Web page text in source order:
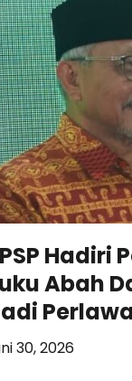
Hadiri
Abah
30, 2026